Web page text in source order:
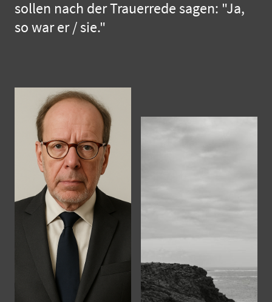
sollen nach der Trauerrede sagen: "Ja,
so war er / sie."